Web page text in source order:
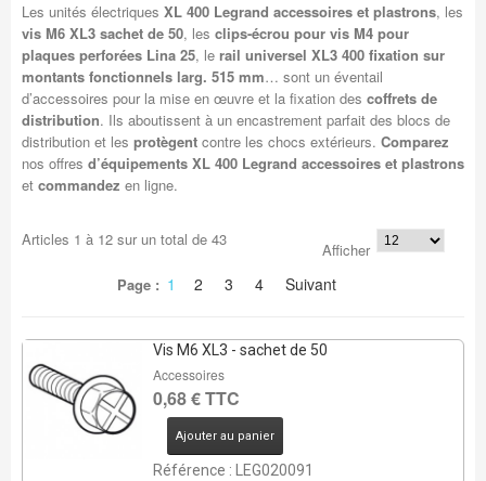
Les unités électriques XL 400 Legrand accessoires et plastrons, les
vis M6 XL3 sachet de 50, les clips-écrou pour vis M4 pour
plaques perforées Lina 25, le rail universel XL3 400 fixation sur
montants fonctionnels larg. 515 mm… sont un éventail
d’accessoires pour la mise en œuvre et la fixation des coffrets de
distribution. Ils aboutissent à un encastrement parfait des blocs de
distribution et les protègentcontre les chocs extérieurs. Comparez
nos offres d’équipements XL 400 Legrand accessoires et plastrons
et commandez en ligne.
Articles 1 à 12sur un total de 43
Afficher
Page : 1 2 3 4 Suivant
Vis M6 XL3 - sachet de 50
Accessoires
0,68 € TTC
Ajouter au panier
Référence : LEG020091